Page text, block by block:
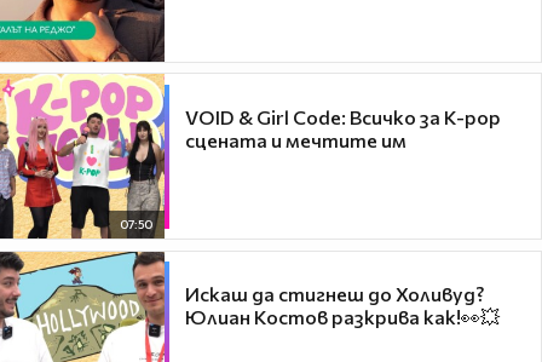
07:50
VOID & Girl Code: Всичко за K-pop
сцената и мечтите им
Искаш да стигнеш до Холивуд?
Юлиан Костов разкрива как!👀💥